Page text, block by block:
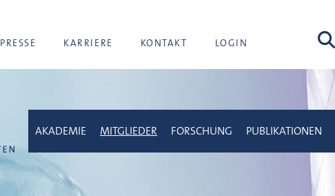
PRESSE KARRIERE KONTAKT LOGIN Suche
AKADEMIE MITGLIEDER FORSCHUNG PUBLIKATIONEN